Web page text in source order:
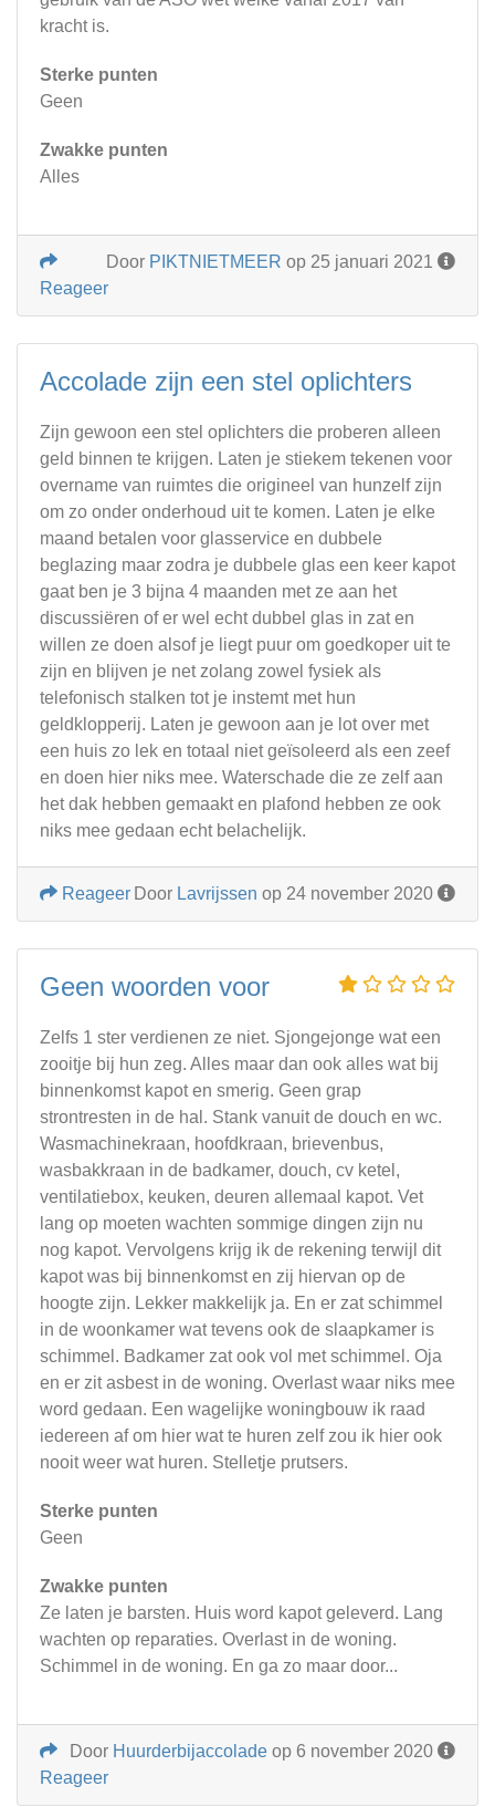
kracht is.
Sterke punten
Geen
Zwakke punten
Alles
Door PIKTNIETMEER op 25 januari 2021
Reageer
Accolade zijn een stel oplichters
Zijn gewoon een stel oplichters die proberen alleen
geld binnen te krijgen. Laten je stiekem tekenen voor
overname van ruimtes die origineel van hunzelf zijn
om zo onder onderhoud uit te komen. Laten je elke
maand betalen voor glasservice en dubbele
beglazing maar zodra je dubbele glas een keer kapot
gaat ben je 3 bijna 4 maanden met ze aan het
discussiëren of er wel echt dubbel glas in zat en
willen ze doen alsof je liegt puur om goedkoper uit te
zijn en blijven je net zolang zowel fysiek als
telefonisch stalken tot je instemt met hun
geldklopperij. Laten je gewoon aan je lot over met
een huis zo lek en totaal niet geïsoleerd als een zeef
en doen hier niks mee. Waterschade die ze zelf aan
het dak hebben gemaakt en plafond hebben ze ook
niks mee gedaan echt belachelijk.
Door Lavrijssen op 24 november 2020
Reageer
Geen woorden voor
Zelfs 1 ster verdienen ze niet. Sjongejonge wat een
zooitje bij hun zeg. Alles maar dan ook alles wat bij
binnenkomst kapot en smerig. Geen grap
strontresten in de hal. Stank vanuit de douch en wc.
Wasmachinekraan, hoofdkraan, brievenbus,
wasbakkraan in de badkamer, douch, cv ketel,
ventilatiebox, keuken, deuren allemaal kapot. Vet
lang op moeten wachten sommige dingen zijn nu
nog kapot. Vervolgens krijg ik de rekening terwijl dit
kapot was bij binnenkomst en zij hiervan op de
hoogte zijn. Lekker makkelijk ja. En er zat schimmel
in de woonkamer wat tevens ook de slaapkamer is
schimmel. Badkamer zat ook vol met schimmel. Oja
en er zit asbest in de woning. Overlast waar niks mee
word gedaan. Een wagelijke woningbouw ik raad
iedereen af om hier wat te huren zelf zou ik hier ook
nooit weer wat huren. Stelletje prutsers.
Sterke punten
Geen
Zwakke punten
Ze laten je barsten. Huis word kapot geleverd. Lang
wachten op reparaties. Overlast in de woning.
Schimmel in de woning. En ga zo maar door...
Door Huurderbijaccolade op 6 november 2020
Reageer